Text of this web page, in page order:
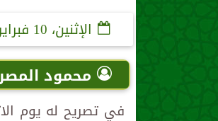
الإثنين، 10 فبراير 2025
محمود
في تصريح له يوم